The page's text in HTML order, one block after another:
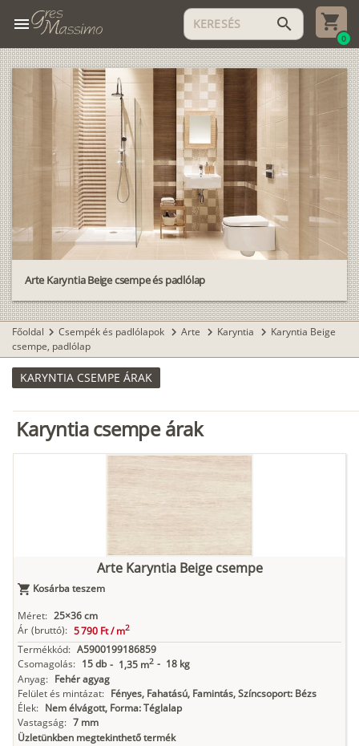
menu search
0
Arte Karyntia Beige csempe és padlólap
Főoldal chevron_right Csempék és padlólapok chevron_right Arte chevron_right Karyntia chevron_right Karyntia Beige
csempe, padlólap
KARYNTIA CSEMPE ÁRAK
Karyntia csempe árak
Arte Karyntia Beige csempe
Kosárba teszem
Méret: 25×36 cm
Ár (bruttó): 5 790 Ft /m2
Termékkód: A5900199186859
Csomagolás: 15 db - 1,35 m2 - 18 kg
Anyag: Fehér agyag
Felület és mintázat: Fényes, Fahatású, Famintás, Színcsoport: Bézs
Élek: Nem élvágott, Forma: Téglalap
Vastagság: 7 mm
Üzletünkben megtekinthető termék